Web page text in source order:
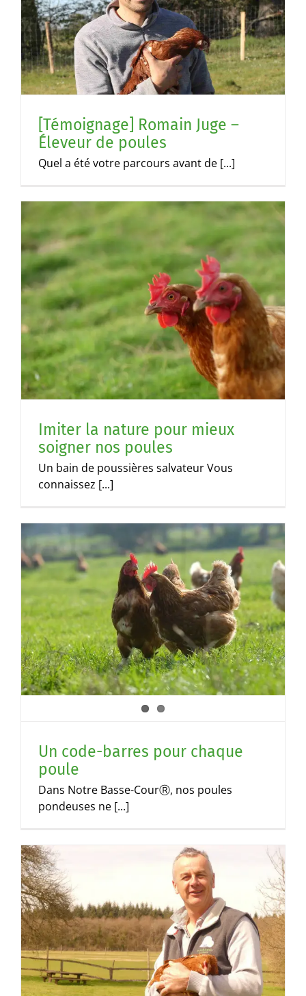
[Témoignage] Romain Juge –
Éleveur de poules
Quel a été votre parcours avant de [...]
Imiter la nature pour mieux
soigner nos poules
Un bain de poussières salvateur Vous
connaissez [...]
Un code-barres pour chaque
poule
Dans Notre Basse-CourⓇ, nos poules
pondeuses ne [...]